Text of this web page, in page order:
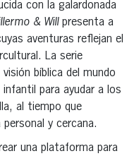
con la galardonada
& Willpresenta a
aventuras reflejan el
La serie
bíblica del mundo
para ayudar a los
al tiempo que
y cercana.
una plataforma para